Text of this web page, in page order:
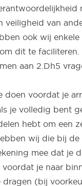
veiligheid van
ook wij
dit te faciliteren.
aan 2.Dh5
doen voordat je
je volledig bent
hebt om een
wij die bij
mee dat je
je naar
dragen (bij